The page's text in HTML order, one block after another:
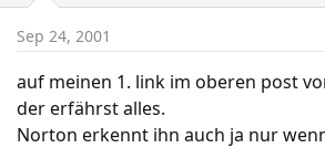
Sep 24, 2001
auf meinen 1. link im oberen post
der erfährst alles.
Norton erkennt ihn auch ja nur